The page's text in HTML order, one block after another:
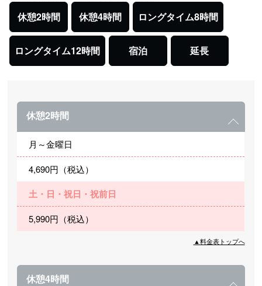
休憩2時間 休憩4時間 ロングタイム8時間
ロングタイム12時間 宿泊 延長
休憩2時間
月～金曜日
4,690円（税込）
土・日・祝日・祝前日
5,990円（税込）
▲料金表トップへ
休憩4時間